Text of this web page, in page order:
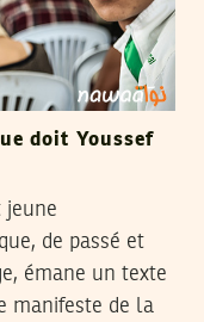
doit Youssef
jeune
de passé et
émane un texte
manifeste de la